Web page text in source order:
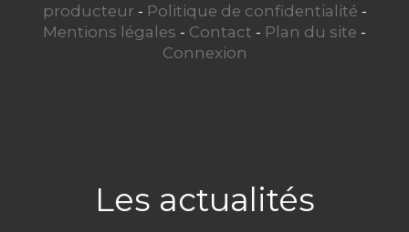
producteur - Politique de confidentialité -
Mentions légales - Contact - Plan du site -
Connexion
Les actualités